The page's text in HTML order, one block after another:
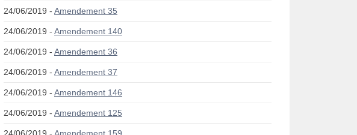
24/06/2019 - Amendement 35
24/06/2019 - Amendement 140
24/06/2019 - Amendement 36
24/06/2019 - Amendement 37
24/06/2019 - Amendement 146
24/06/2019 - Amendement 125